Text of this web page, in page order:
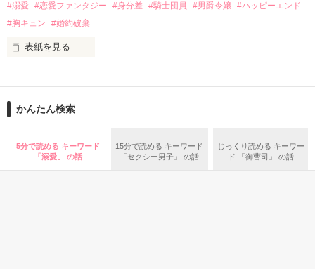
作品を読む
「…は？」
リリィ・ロゼッタ侯爵令嬢
透き通るほど白い肌と華奢の手足
#溺愛 #恋愛ファンタジー #身分差 #騎士団員 #男爵令嬢 #ハッピーエンド
#胸キュン
#婚約破棄
表紙を見る
目が覚めたら、自分の隣に知らない男が眠っていた。
朝の鍛錬が迫っていて置いていったが……
鍛錬後の業務中に遭遇、彼はあの近衛騎士団長だと判明した。
かんたん検索
5分で読める キーワード
「溺愛」 の話
15分で読める キーワード
「セクシー男子」 の話
じっくり読める キーワー
ド 「御曹司」 の話